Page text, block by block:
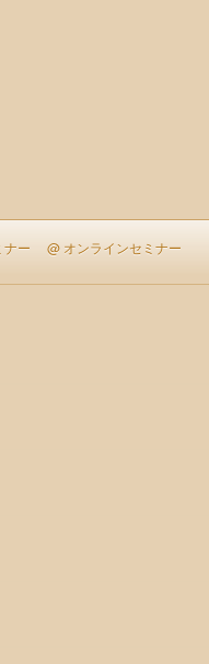
ナー @ オンラインセミナー